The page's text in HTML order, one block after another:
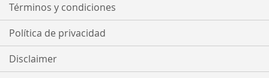
Términos y condiciones
Política de privacidad
Disclaimer